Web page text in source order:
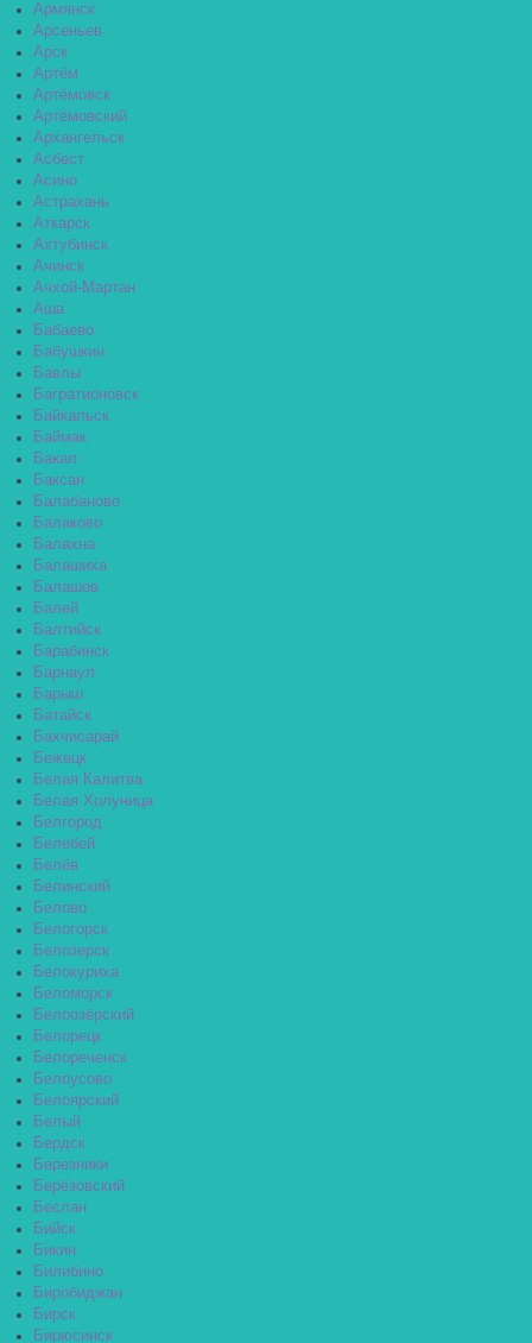
Армянск
Арсеньев
Арск
Артём
Артёмовск
Артёмовский
Архангельск
Асбест
Асино
Астрахань
Аткарск
Ахтубинск
Ачинск
Ачхой-Мартан
Аша
Бабаево
Бабушкин
Бавлы
Багратионовск
Байкальск
Баймак
Бакал
Баксан
Балабаново
Балаково
Балахна
Балашиха
Балашов
Балей
Балтийск
Барабинск
Барнаул
Барыш
Батайск
Бахчисарай
Бежецк
Белая Калитва
Белая Холуница
Белгород
Белебей
Белёв
Белинский
Белово
Белогорск
Белозерск
Белокуриха
Беломорск
Белоозёрский
Белорецк
Белореченск
Белоусово
Белоярский
Белый
Бердск
Березники
Берёзовский
Беслан
Бийск
Бикин
Билибино
Биробиджан
Бирск
Бирюсинск